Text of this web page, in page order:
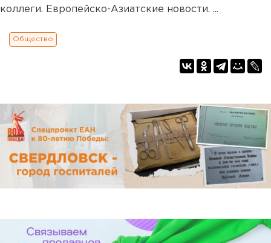
коллеги. Европейско-Азиатские новости. ...
Общество